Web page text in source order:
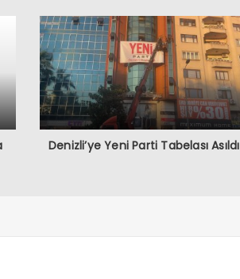
Denizli’ye Yeni Parti Tabelası Asıldı